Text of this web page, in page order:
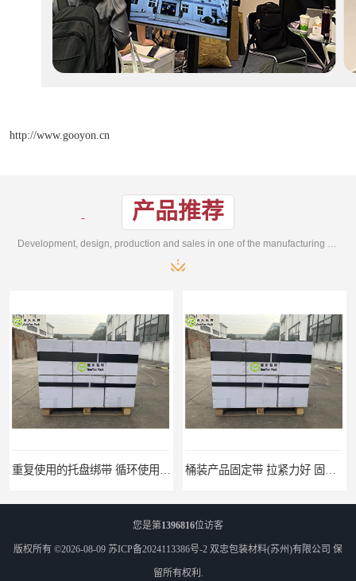
http://www.gooyon.cn
产品推荐
桶装产品固定带 拉紧力好 固永包材 托盘运输网兜 固永包材
您是第1396816位访客
版权所有 ©2026-08-09 苏ICP备2024113386号-2 双忠包装材料(苏州)有限公司 保
留所有权利.